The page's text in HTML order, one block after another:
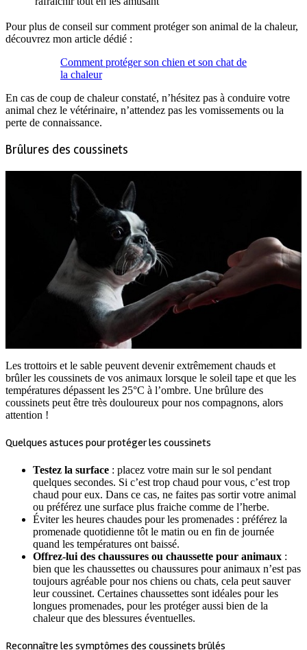
Pour plus de conseil sur comment protéger son animal de la chaleur,
découvrez mon article dédié :
Comment protéger son chien et son chat de
la chaleur
En cas de coup de chaleur constaté, n’hésitez pas à conduire votre
animal chez le vétérinaire, n’attendez pas les vomissements ou la
perte de connaissance.
Brûlures des coussinets
Les trottoirs et le sable peuvent devenir extrêmement chauds et
brûler les coussinets de vos animaux lorsque le soleil tape et que les
températures dépassent les 25°C à l’ombre. Une brûlure des
coussinets peut être très douloureux pour nos compagnons, alors
attention !
Quelques astuces pour protéger les coussinets
Testez la surface : placez votre main sur le sol pendant
quelques secondes. Si c’est trop chaud pour vous, c’est trop
chaud pour eux. Dans ce cas, ne faites pas sortir votre animal
ou préférez une surface plus fraiche comme de l’herbe.
Éviter les heures chaudes pour les promenades : préférez la
promenade quotidienne tôt le matin ou en fin de journée
quand les températures ont baissé.
Offrez-lui des chaussures ou chaussette pour animaux :
bien que les chaussettes ou chaussures pour animaux n’est pas
toujours agréable pour nos chiens ou chats, cela peut sauver
leur coussinet. Certaines chaussettes sont idéales pour les
longues promenades, pour les protéger aussi bien de la
chaleur que des blessures éventuelles.
Reconnaître les symptômes des coussinets brûlés